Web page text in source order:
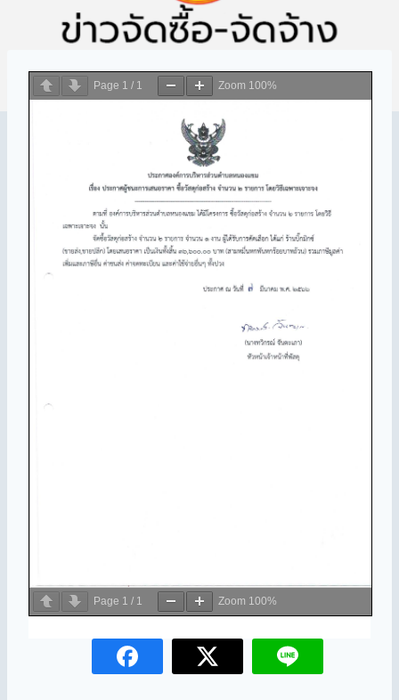
Page 1 / 1 Zoom 100%
Page 1 / 1 Zoom 100%